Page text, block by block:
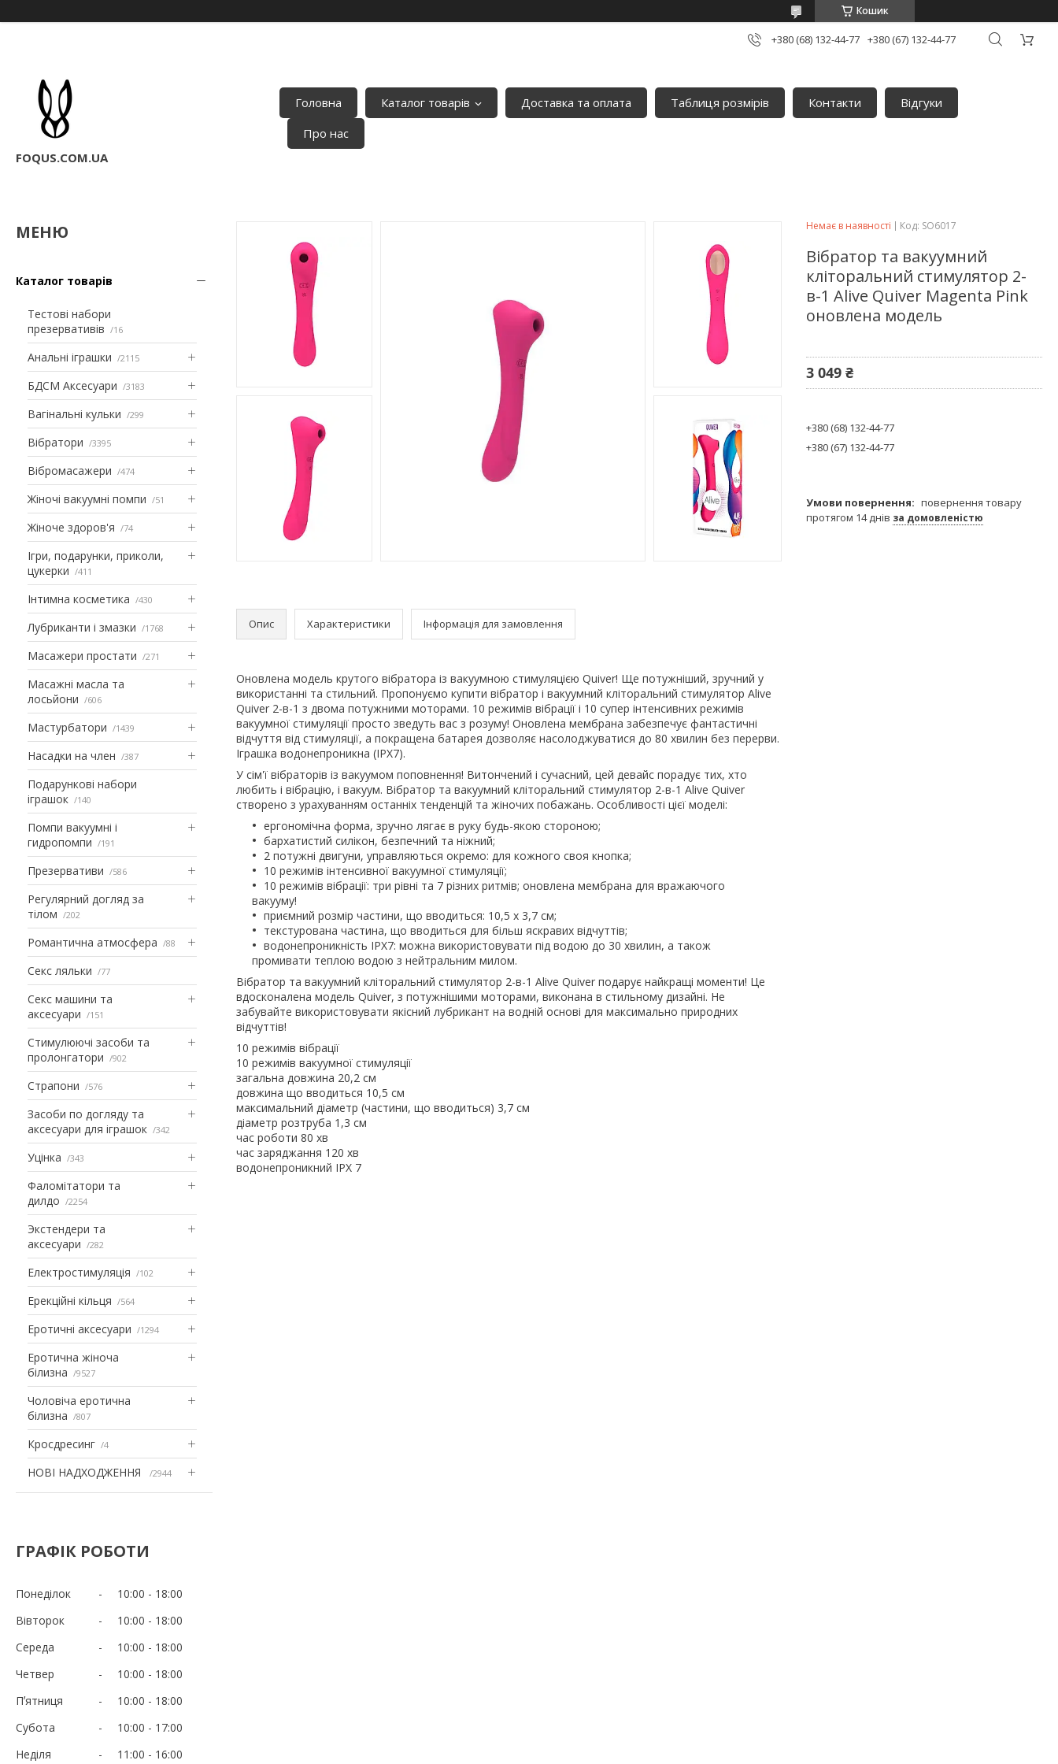
Кошик
+380 (68) 132-44-77 +380 (67) 132-44-77
FOQUS.COM.UA
Головна Каталог товарів Доставка та оплата Таблиця розмірів Контакти
Відгуки
Про нас
Каталог товарів
Тестові набори
презервативів
16
Анальні іграшки 2115
БДСМ Аксесуари 3183
Вагінальні кульки 299
Вібратори 3395
Вібромасажери 474
Жіночі вакуумні помпи 51
Жіноче здоров'я 74
Ігри, подарунки, приколи,
цукерки
411
Інтимна косметика 430
Лубриканти і змазки 1768
Масажери простати 271
Масажні масла та
лосьйони
606
Мастурбатори 1439
Насадки на член 387
Подарункові набори
іграшок
140
Помпи вакуумні і
гидропомпи
191
Презервативи 586
Регулярний догляд за
тілом
202
Романтична атмосфера 88
Секс ляльки 77
Секс машини та
аксесуари
151
Стимулюючі засоби та
пролонгатори
902
Страпони 576
Засоби по догляду та
аксесуари для іграшок
342
Уцінка 343
Фаломітатори та
дилдо
2254
Экстендери та
аксесуари
282
Електростимуляція 102
Ерекційні кільця 564
Еротичні аксесуари 1294
Еротична жіноча
білизна
9527
Чоловіча еротична
білизна
807
Кросдресинг 4
НОВІ НАДХОДЖЕННЯ 2944
ГРАФІК РОБОТИ
Понеділок 10:00
18:00
Вівторок
10:00
18:00
Середа
10:00
18:00
Четвер
10:00
18:00
Пʼятниця
10:00
18:00
Субота
10:00
17:00
Неділя
11:00 16:00
Опис Характеристики Інформація для замовлення
Оновлена ​​модель крутого вібратора із вакуумною стимуляцією Quiver! Ще потужніший, зручний у
використанні та стильний. Пропонуємо купити вібратор і вакуумний кліторальний стимулятор Alive
Quiver 2-в-1 з двома потужними моторами. 10 режимів вібрації і 10 супер інтенсивних режимів
вакуумної стимуляції просто зведуть вас з розуму! Оновлена ​​мембрана забезпечує фантастичні
відчуття від стимуляції, а покращена батарея дозволяє насолоджуватися до 80 хвилин без перерви.
Іграшка водонепроникна (IPX7).
У сім'ї вібраторів із вакуумом поповнення! Витончений і сучасний, цей девайс порадує тих, хто
любить і вібрацію, і вакуум. Вібратор та вакуумний кліторальний стимулятор 2-в-1 Alive Quiver
створено з урахуванням останніх тенденцій та жіночих побажань. Особливості цієї моделі:
ергономічна форма, зручно лягає в руку будь-якою стороною;
бархатистий силікон, безпечний та ніжний;
2 потужні двигуни, управляються окремо: для кожного своя кнопка;
10 режимів інтенсивної вакуумної стимуляції;
10 режимів вібрації: три рівні та 7 різних ритмів; оновлена ​​мембрана для вражаючого
вакууму!
приємний розмір частини, що вводиться: 10,5 х 3,7 см;
текстурована частина, що вводиться для більш яскравих відчуттів;
водонепроникність IPX7: можна використовувати під водою до 30 хвилин, а також
промивати теплою водою з нейтральним милом.
Вібратор та вакуумний кліторальний стимулятор 2-в-1 Alive Quiver подарує найкращі моменти! Це
вдосконалена модель Quiver, з потужнішими моторами, виконана в стильному дизайні. Не
забувайте використовувати якісний лубрикант на водній основі для максимально природних
відчуттів!
10 режимів вібрації
10 режимів вакуумної стимуляції
загальна довжина 20,2 см
довжина що вводиться 10,5 см
максимальний діаметр (частини, що вводиться) 3,7 см
діаметр розтруба 1,3 см
час роботи 80 хв
час заряджання 120 хв
водонепроникний IPX 7
Немає в наявності Код: SO6017
Вібратор та вакуумний
кліторальний стимулятор 2-
в-1 Alive Quiver Magenta Pink
оновлена ​​модель
3 049 ₴
+380 (68) 132-44-77
+380 (67) 132-44-77
повернення товару
протягом 14 днів за домовленістю